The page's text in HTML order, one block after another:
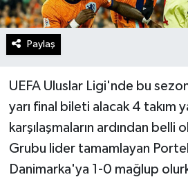
Paylaş
UEFA Uluslar Ligi'nde bu
yarı final bileti alacak 4 takım
karşılaşmaların ardından belli
Grubu lider tamamlayan
Danimarka'ya 1-0 mağlup